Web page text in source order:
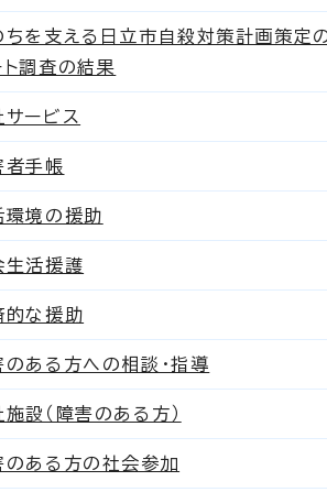
ちを支える日立市自殺対策計画策定
ト調査の結果
サービス
者手帳
環境の援助
生活援護
的な援助
のある方への相談・指導
設（障害のある方）
のある方の社会参加